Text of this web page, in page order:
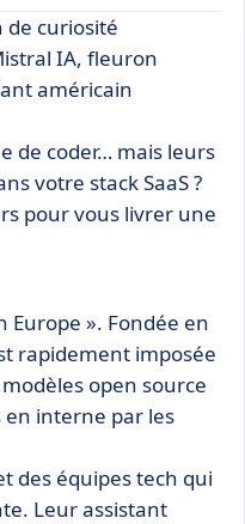
de curiosité
IA, fleuron
américain
de coder… mais leurs
votre stack SaaS ?
pour vous livrer une
Europe ». Fondée en
rapidement imposée
open source
interne par les
des équipes tech qui
Leur assistant